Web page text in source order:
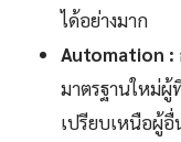
ได้อย่างมาก
Automation :
มาตรฐานใหม่ผู้
เปรียบเหนือผู้อื่